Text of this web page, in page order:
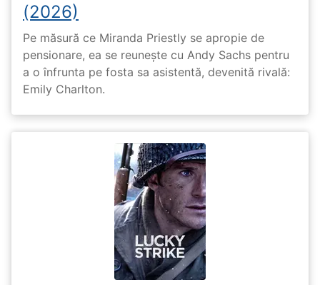
(2026)
Pe măsură ce Miranda Priestly se apropie de
pensionare, ea se reunește cu Andy Sachs pentru
a o înfrunta pe fosta sa asistentă, devenită rivală:
Emily Charlton.